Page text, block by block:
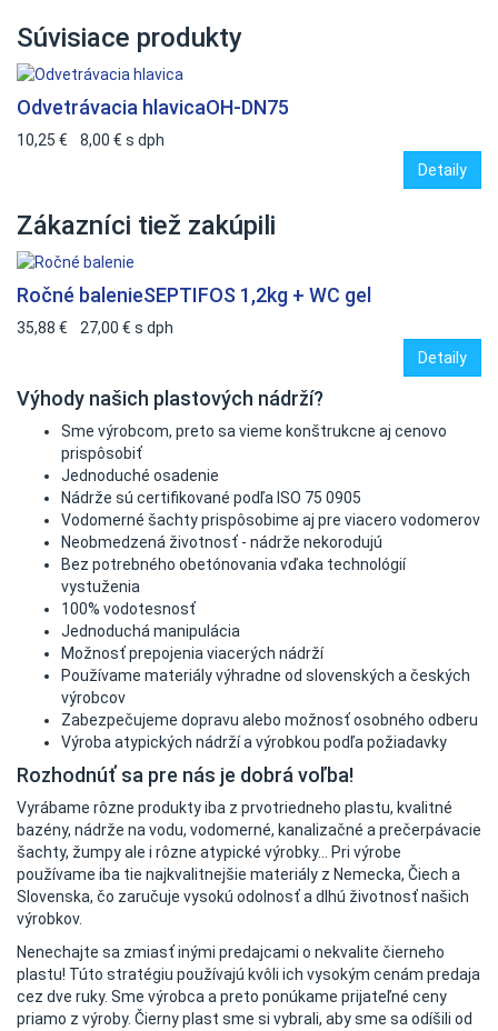
Súvisiace produkty
Odvetrávacia hlavicaOH-DN75
10,25 € 8,00 € s dph
Detaily
Zákazníci tiež zakúpili
Ročné balenieSEPTIFOS 1,2kg + WC gel
35,88 € 27,00 € s dph
Detaily
Výhody našich plastových nádrží?
Sme výrobcom, preto sa vieme konštrukcne aj cenovo
prispôsobiť
Jednoduché osadenie
Nádrže sú certifikované podľa ISO 75 0905
Vodomerné šachty prispôsobime aj pre viacero vodomerov
Neobmedzená životnosť - nádrže nekorodujú
Bez potrebného obetónovania vďaka technológií
vystuženia
100% vodotesnosť
Jednoduchá manipulácia
Možnosť prepojenia viacerých nádrží
Používame materiály výhradne od slovenských a českých
výrobcov
Zabezpečujeme dopravu alebo možnosť osobného odberu
Výroba atypických nádrží a výrobkou podľa požiadavky
Rozhodnúť sa pre nás je dobrá voľba!
Vyrábame rôzne produkty iba z prvotriedneho plastu, kvalitné
bazény, nádrže na vodu, vodomerné, kanalizačné a prečerpávacie
šachty, žumpy ale i rôzne atypické výrobky... Pri výrobe
používame iba tie najkvalitnejšie materiály z Nemecka, Čiech a
Slovenska, čo zaručuje vysokú odolnosť a dlhú životnosť našich
výrobkov.
Nenechajte sa zmiasť inými predajcami o nekvalite čierneho
plastu! Túto stratégiu používajú kvôli ich vysokým cenám predaja
cez dve ruky. Sme výrobca a preto ponúkame prijateľné ceny
priamo z výroby. Čierny plast sme si vybrali, aby sme sa odíšili od